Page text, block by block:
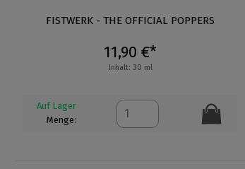
FISTWERK - THE OFFICIAL POPPERS
11,90 €*
Inhalt: 30 ml
Auf Lager
Menge: